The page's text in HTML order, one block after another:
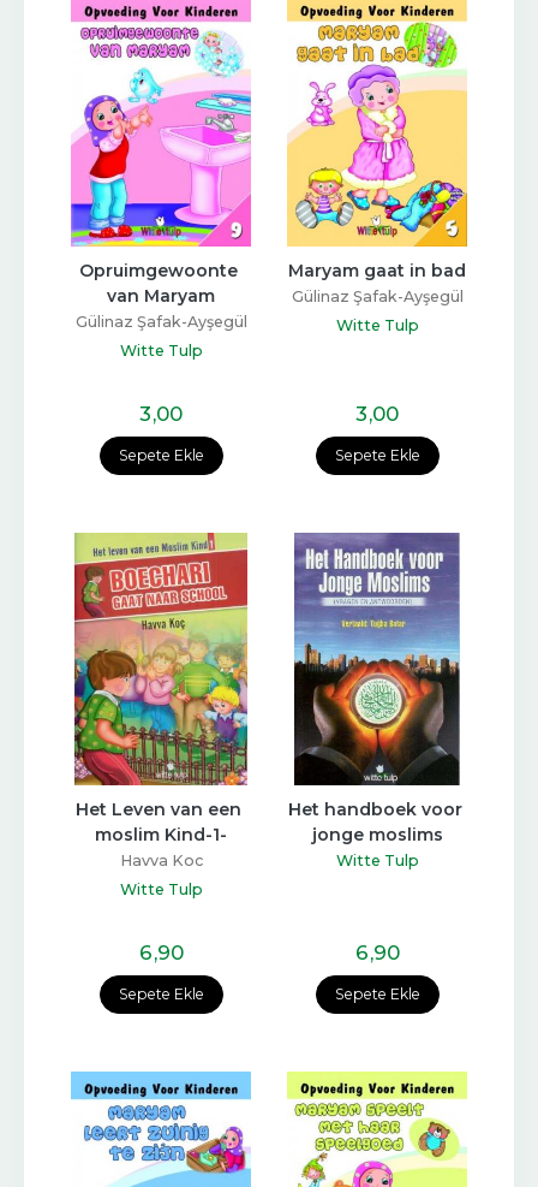
Sepete Ekle
Opruimgewoonte
van Maryam
Gülinaz Şafak-Ayşegül
Coşkun
Witte Tulp
3,00
Sepete Ekle
Maryam gaat in bad
Gülinaz Şafak-Ayşegül
Coşkun
Witte Tulp
3,00
Sepete Ekle
Het Leven van een
moslim Kind-1-
Havva Koc
Witte Tulp
6,90
Sepete Ekle
Het handboek voor
jonge moslims
Witte Tulp
6,90